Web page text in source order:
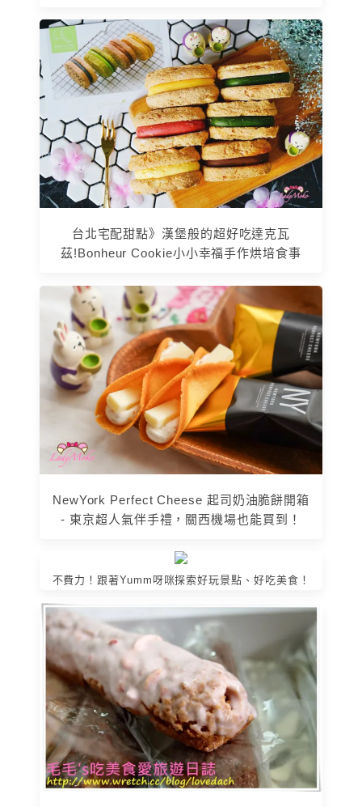
台北宅配甜點》漢堡般的超好吃達克瓦
茲!Bonheur Cookie小小幸福手作烘培食事
NewYork Perfect Cheese 起司奶油脆餅開箱
- 東京超人氣伴手禮，關西機場也能買到！
不費力！跟著Yumm呀咪探索好玩景點、好吃美食！